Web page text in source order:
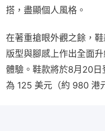
搭，盡顯個人風格。
在著重搶眼外觀之餘，
版型與腳感上作出全面
體驗。鞋款將於8月20
為 125 美元（約 980 港